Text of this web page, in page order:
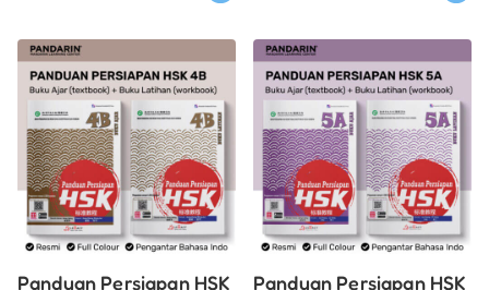
Panduan Persiapan HSK
Panduan Persiapan HSK